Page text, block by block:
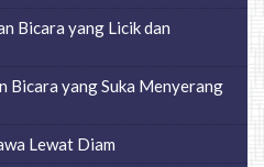
Bicara yang Licik dan
Bicara yang Suka Menyerang
Lewat Diam